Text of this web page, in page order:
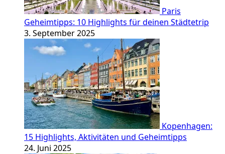
Paris
Geheimtipps: 10 Highlights für deinen Städtetrip
3. September 2025
Kopenhagen:
15 Highlights, Aktivitäten und Geheimtipps
24. Juni 2025